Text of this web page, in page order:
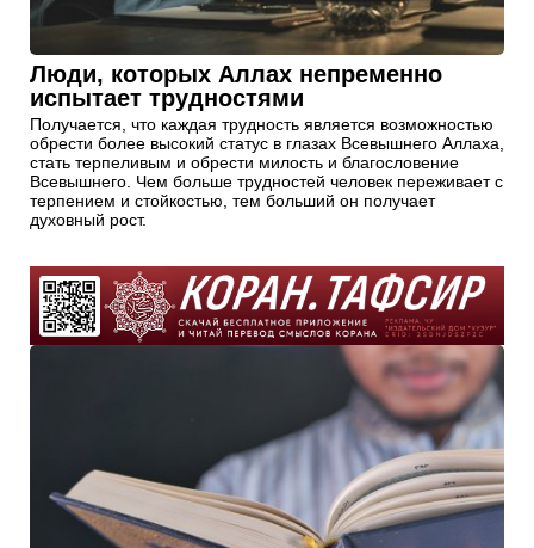
Люди, которых Аллах непременно
испытает трудностями
Получается, что каждая трудность является возможностью
обрести более высокий статус в глазах Всевышнего Аллаха,
стать терпеливым и обрести милость и благословение
Всевышнего. Чем больше трудностей человек переживает с
терпением и стойкостью, тем больший он получает
духовный рост.